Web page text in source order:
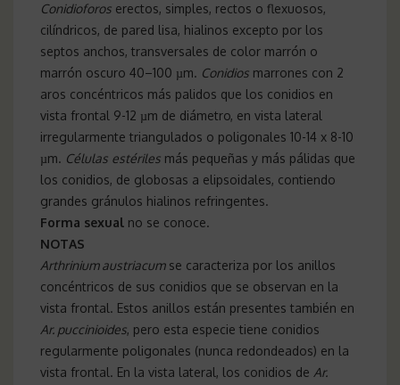
Conidioforos erectos, simples, rectos o flexuosos,
cilíndricos, de pared lisa, hialinos excepto por los
septos anchos, transversales de color marrón o
marrón oscuro 40–100 µm. Conidios marrones con 2
aros concéntricos más palidos que los conidios en
vista frontal 9-12 µm de diámetro, en vista lateral
irregularmente triangulados o poligonales 10-14 x 8-10
µm. Células estériles más pequeñas y más pálidas que
los conidios, de globosas a elipsoidales, contiendo
grandes gránulos hialinos refringentes.
Forma sexual no se conoce.
NOTAS
Arthrinium austriacumse caracteriza por los anillos
concéntricos de sus conidios que se observan en la
vista frontal. Estos anillos están presentes también en
Ar. puccinioides, pero esta especie tiene conidios
regularmente poligonales (nunca redondeados) en la
vista frontal. En la vista lateral, los conidios de Ar.